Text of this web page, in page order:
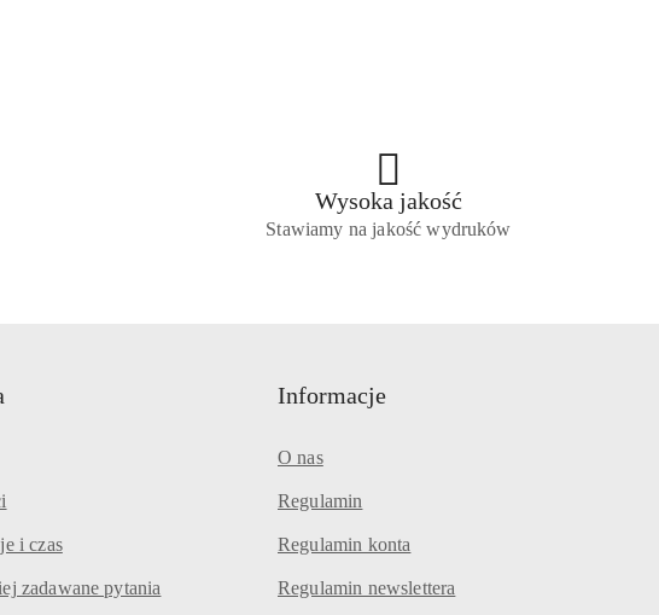
Wysoka jakość
Stawiamy na jakość wydruków
i czas
zadawane pytania
Informacje
O nas
Regulamin
Regulamin konta
Regulamin newslettera